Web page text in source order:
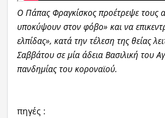
Ο Πάπας Φραγκίσκος προέτρεψε τους
υποκύψουν στον φόβο» και να
ελπίδας», κατά την τέλεση της θείας
Σαββάτου σε μία άδεια Βασιλική του
πανδημίας του κοροναϊού.
πηγές :